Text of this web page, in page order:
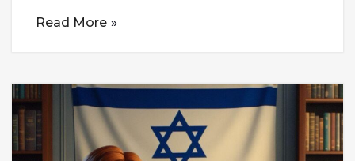
Read More